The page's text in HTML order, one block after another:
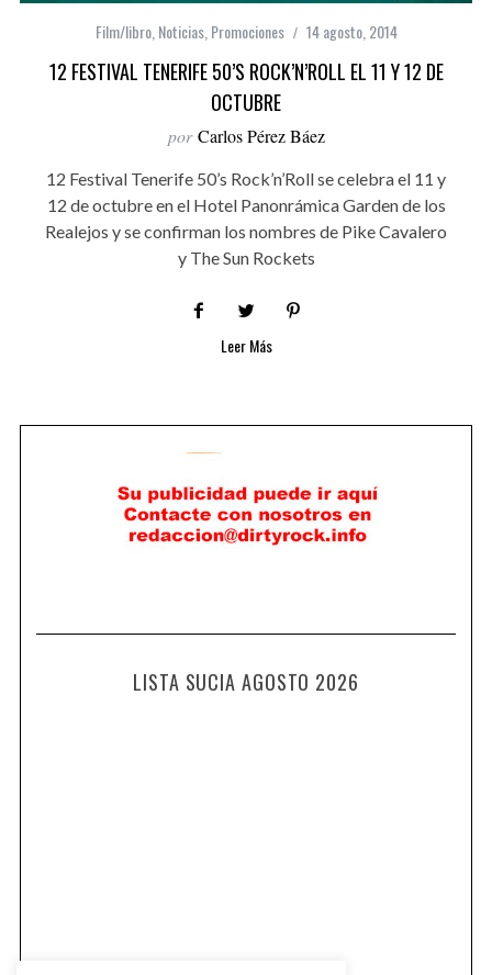
Film/libro, Noticias, Promociones 14 agosto, 2014
12 FESTIVAL TENERIFE 50’S ROCK’N’ROLL EL 11 Y 12 DE
OCTUBRE
por Carlos Pérez Báez
12 Festival Tenerife 50’s Rock’n’Roll se celebra el 11 y
12 de octubre en el Hotel Panonrámica Garden de los
Realejos y se confirman los nombres de Pike Cavalero
y The Sun Rockets
Leer Más
LISTA SUCIA AGOSTO 2026